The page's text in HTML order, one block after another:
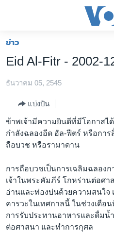
ต่อ
ข้าม
ไป
เนื้อหา
ไป
หน้า
หลัก
การ
ค้นหา
โลก
เอเชีย
สหรัฐฯ
ไทย
ธุรกิจ
สังคมและสุขภาพ
ไลฟ์สไตล์
ตรวจสอบข่าว
เรียนรู้ภาษาอังกฤษ
ข่าว
Eid Al-Fitr - 2002-
ธันวาคม 05, 2545
แบ่งปัน
ข้าพเจ้ามีความยินดีที่มีโอกาสไ
กำลังฉลองอีด อัล-ฟีตร์ หรือกา
ถือบวช หรือรามาดาน
การถือบวชเป็นการเฉลิมฉลอง
เจ้าในพระคัมภีร์ โกหร่านต่อศ
อ่านและท่องบ่นด้วยความสนใจ
คารวะในเทศกาลนี้ ในช่วงเดือ
การรับประทานอาหารและดื่มน้
ต่อศาสนา และทำการกุศล